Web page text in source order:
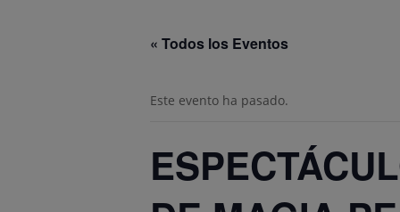
« Todos los Eventos
Este evento ha pasado.